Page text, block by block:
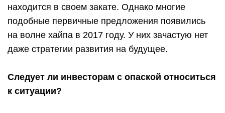
находится в своем закате. Однако многие
подобные первичные предложения появились
на волне хайпа в 2017 году. У них зачастую нет
даже стратегии развития на будущее.
Следует ли инвесторам с опаской относиться
к ситуации?